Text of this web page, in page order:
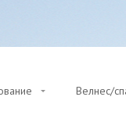
Велнес/